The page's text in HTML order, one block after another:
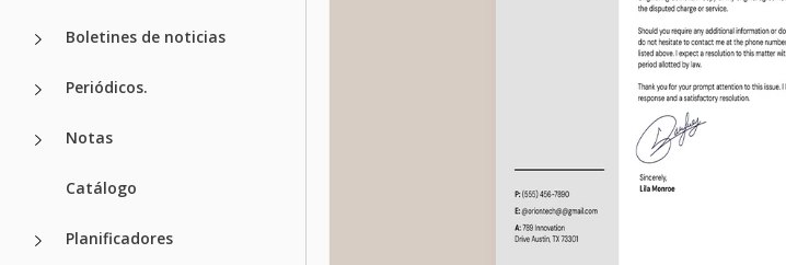
Boletines de noticias
Periódicos.
Notas
Catálogo
Planificadores